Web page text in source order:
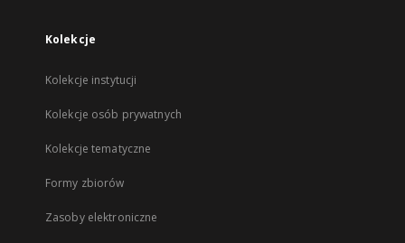
Kolekcje
Kolekcje instytucji
Kolekcje osób prywatnych
Kolekcje tematyczne
Formy zbiorów
Zasoby elektroniczne